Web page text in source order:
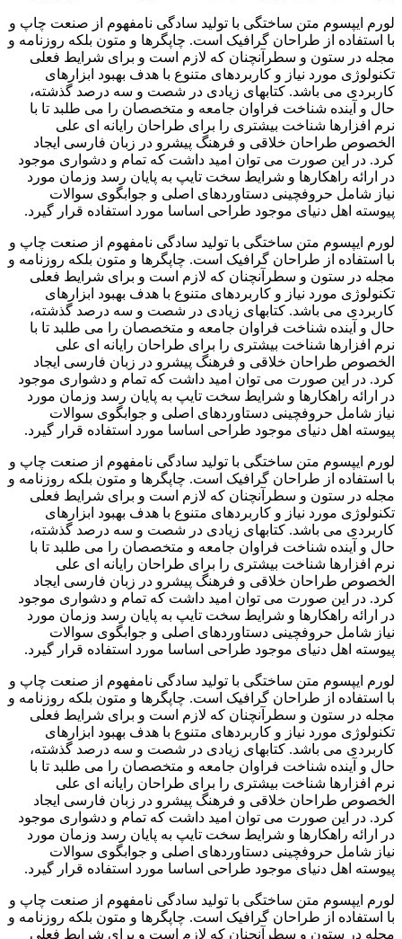
لورم ایپسوم متن ساختگی با تولید سادگی نامفهوم از صنعت چاپ و
با استفاده از طراحان گرافیک است. چاپگرها و متون بلکه روزنامه و
مجله در ستون و سطرآنچنان که لازم است و برای شرایط فعلی
تکنولوژی مورد نیاز و کاربردهای متنوع با هدف بهبود ابزارهای
کاربردی می باشد. کتابهای زیادی در شصت و سه درصد گذشته،
حال و آینده شناخت فراوان جامعه و متخصصان را می طلبد تا با
نرم افزارها شناخت بیشتری را برای طراحان رایانه ای علی
الخصوص طراحان خلاقی و فرهنگ پیشرو در زبان فارسی ایجاد
کرد. در این صورت می توان امید داشت که تمام و دشواری موجود
در ارائه راهکارها و شرایط سخت تایپ به پایان رسد وزمان مورد
نیاز شامل حروفچینی دستاوردهای اصلی و جوابگوی سوالات
پیوسته اهل دنیای موجود طراحی اساسا مورد استفاده قرار گیرد.
لورم ایپسوم متن ساختگی با تولید سادگی نامفهوم از صنعت چاپ و
با استفاده از طراحان گرافیک است. چاپگرها و متون بلکه روزنامه و
مجله در ستون و سطرآنچنان که لازم است و برای شرایط فعلی
تکنولوژی مورد نیاز و کاربردهای متنوع با هدف بهبود ابزارهای
کاربردی می باشد. کتابهای زیادی در شصت و سه درصد گذشته،
حال و آینده شناخت فراوان جامعه و متخصصان را می طلبد تا با
نرم افزارها شناخت بیشتری را برای طراحان رایانه ای علی
الخصوص طراحان خلاقی و فرهنگ پیشرو در زبان فارسی ایجاد
کرد. در این صورت می توان امید داشت که تمام و دشواری موجود
در ارائه راهکارها و شرایط سخت تایپ به پایان رسد وزمان مورد
نیاز شامل حروفچینی دستاوردهای اصلی و جوابگوی سوالات
پیوسته اهل دنیای موجود طراحی اساسا مورد استفاده قرار گیرد.
لورم ایپسوم متن ساختگی با تولید سادگی نامفهوم از صنعت چاپ و
با استفاده از طراحان گرافیک است. چاپگرها و متون بلکه روزنامه و
مجله در ستون و سطرآنچنان که لازم است و برای شرایط فعلی
تکنولوژی مورد نیاز و کاربردهای متنوع با هدف بهبود ابزارهای
کاربردی می باشد. کتابهای زیادی در شصت و سه درصد گذشته،
حال و آینده شناخت فراوان جامعه و متخصصان را می طلبد تا با
نرم افزارها شناخت بیشتری را برای طراحان رایانه ای علی
الخصوص طراحان خلاقی و فرهنگ پیشرو در زبان فارسی ایجاد
کرد. در این صورت می توان امید داشت که تمام و دشواری موجود
در ارائه راهکارها و شرایط سخت تایپ به پایان رسد وزمان مورد
نیاز شامل حروفچینی دستاوردهای اصلی و جوابگوی سوالات
پیوسته اهل دنیای موجود طراحی اساسا مورد استفاده قرار گیرد.
لورم ایپسوم متن ساختگی با تولید سادگی نامفهوم از صنعت چاپ و
با استفاده از طراحان گرافیک است. چاپگرها و متون بلکه روزنامه و
مجله در ستون و سطرآنچنان که لازم است و برای شرایط فعلی
تکنولوژی مورد نیاز و کاربردهای متنوع با هدف بهبود ابزارهای
کاربردی می باشد. کتابهای زیادی در شصت و سه درصد گذشته،
حال و آینده شناخت فراوان جامعه و متخصصان را می طلبد تا با
نرم افزارها شناخت بیشتری را برای طراحان رایانه ای علی
الخصوص طراحان خلاقی و فرهنگ پیشرو در زبان فارسی ایجاد
کرد. در این صورت می توان امید داشت که تمام و دشواری موجود
در ارائه راهکارها و شرایط سخت تایپ به پایان رسد وزمان مورد
نیاز شامل حروفچینی دستاوردهای اصلی و جوابگوی سوالات
پیوسته اهل دنیای موجود طراحی اساسا مورد استفاده قرار گیرد.
لورم ایپسوم متن ساختگی با تولید سادگی نامفهوم از صنعت چاپ و
با استفاده از طراحان گرافیک است. چاپگرها و متون بلکه روزنامه و
مجله در ستون و سطرآنچنان که لازم است و برای شرایط فعلی